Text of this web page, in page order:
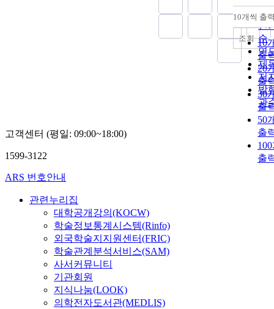
순
인
순
연
제
저
발
관
내
10개씩 출
10
출
20
출
30
출
50
출
출
조회
고객센터 (평일: 09:00~18:00)
1599-3122
ARS 번호안내
관련누리집
대학공개강의(KOCW)
학술정보통계시스템(Rinfo)
외국학술지지원센터(FRIC)
학술관계분석서비스(SAM)
사서커뮤니티
기관회원
지식나눔(LOOK)
의학전자도서관(MEDLIS)